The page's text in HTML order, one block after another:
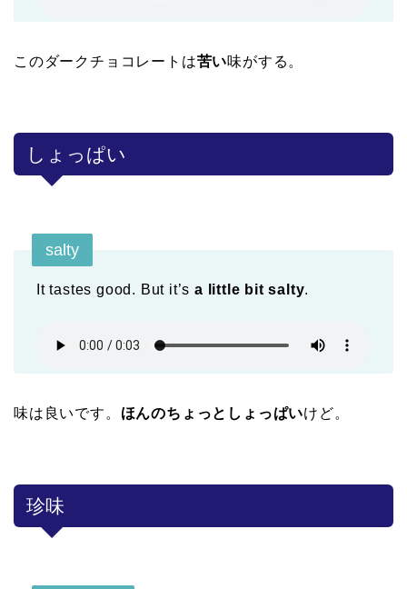
このダークチョコレートは苦い味がする。
しょっぱい
salty
It tastes good. But it’s a little bit salty.
味は良いです。 ほんのちょっとしょっぱいけど。
珍味